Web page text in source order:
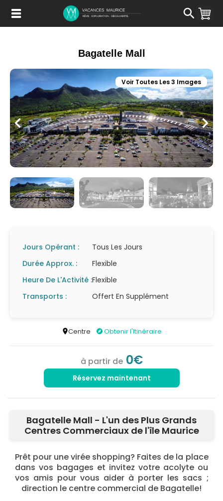
Contenu
Bagatelle Mall
Voir Toutes Les 3 Images
Jours Opérant :
Tous Les Jours
Durée Approx. :
Flexible
Heure De L'Activité :Flexible
Transports :
Offert En Supplément
Centre Obtenir l'Itinéraire
à partir de 0€
Réservez maintenant
Bagatelle Mall - L'un des Plus Grands
Centres Commerciaux de l'île Maurice
Prêt pour une virée shopping? Faites de la place
dans vos bagages et invitez votre acolyte ou
vos amis pour vous aider à porter les sacs ;
direction le centre commercial de Bagatelle!